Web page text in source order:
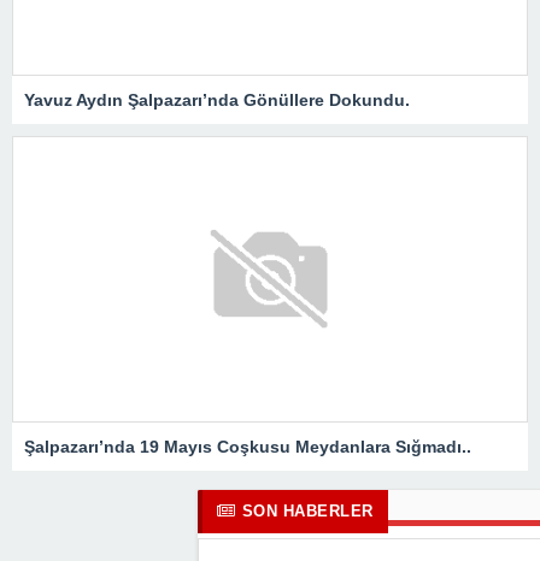
Yavuz Aydın Şalpazarı’nda Gönüllere Dokundu.
Şalpazarı’nda 19 Mayıs Coşkusu Meydanlara Sığmadı..
SON HABERLER